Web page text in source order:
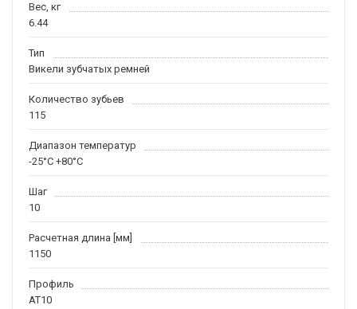
Вес, кг
6.44
Тип
Викели зубчатых ремней
Количество зубьев
115
Диапазон температур
-25°C +80°C
Шаг
10
Расчетная длина [мм]
1150
Профиль
AT10